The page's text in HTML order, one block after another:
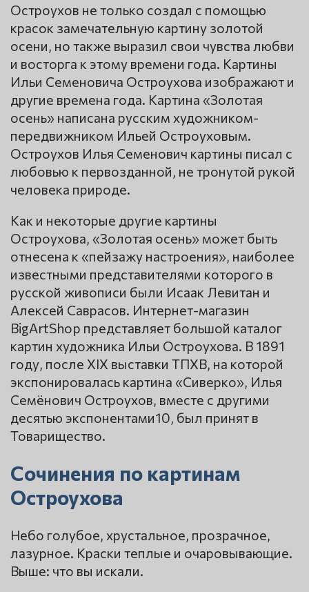
Остроухов не только создал с помощью
красок замечательную картину золотой
осени, но также выразил свои чувства любви
и восторга к этому времени года. Картины
Ильи Семеновича Остроухова изображают и
другие времена года. Картина «Золотая
осень» написана русским художником-
передвижником Ильей Остроуховым.
Остроухов Илья Семенович картины писал с
любовью к первозданной, не тронутой рукой
человека природе.
Как и некоторые другие картины
Остроухова, «Золотая осень» может быть
отнесена к «пейзажу настроения», наиболее
известными представителями которого в
русской живописи были Исаак Левитан и
Алексей Саврасов. Интернет-магазин
BigArtShop представляет большой каталог
картин художника Ильи Остроухова. В 1891
году, после XIX выставки ТПХВ, на которой
экспонировалась картина «Сиверко», Илья
Семёнович Остроухов, вместе с другими
десятью экспонентами10, был принят в
Товарищество.
Сочинения по картинам
Остроухова
Небо голубое, хрустальное, прозрачное,
лазурное. Краски теплые и очаровывающие.
Выше: что вы искали.